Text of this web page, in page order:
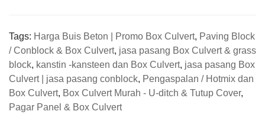
Tags: Harga Buis Beton | Promo Box Culvert, Paving Block
/ Conblock & Box Culvert, jasa pasang Box Culvert & grass
block, kanstin -kansteen dan Box Culvert, jasa pasang Box
Culvert | jasa pasang conblock, Pengaspalan / Hotmix dan
Box Culvert, Box Culvert Murah - U-ditch & Tutup Cover,
Pagar Panel & Box Culvert